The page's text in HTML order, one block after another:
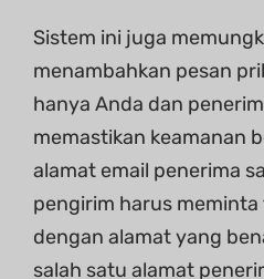
Sistem ini juga
menambahkan pesan
hanya Anda dan
memastikan keamanan
alamat email penerima
pengirim harus
dengan alamat yang
salah satu alamat